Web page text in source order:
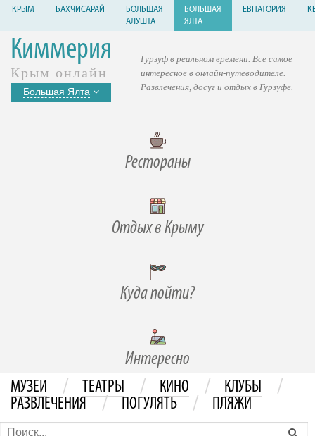
КРЫМ БАХЧИСАРАЙ
БОЛЬШАЯ
АЛУШТА
БОЛЬШАЯ
ЯЛТА
ЕВПАТОРИЯ
Киммерия
Крым онлайн
Большая Ялта
Рестораны
Отдых в Крыму
Куда пойти?
Интересно
Гурзуф в реальном времени. Все самое
интересное в онлайн-путеводителе.
Развлечения, досуг и отдых в Гурзуфе.
МУЗЕИ / ТЕАТРЫ / КИНО / КЛУБЫ /
РАЗВЛЕЧЕНИЯ / ПОГУЛЯТЬ / ПЛЯЖИ